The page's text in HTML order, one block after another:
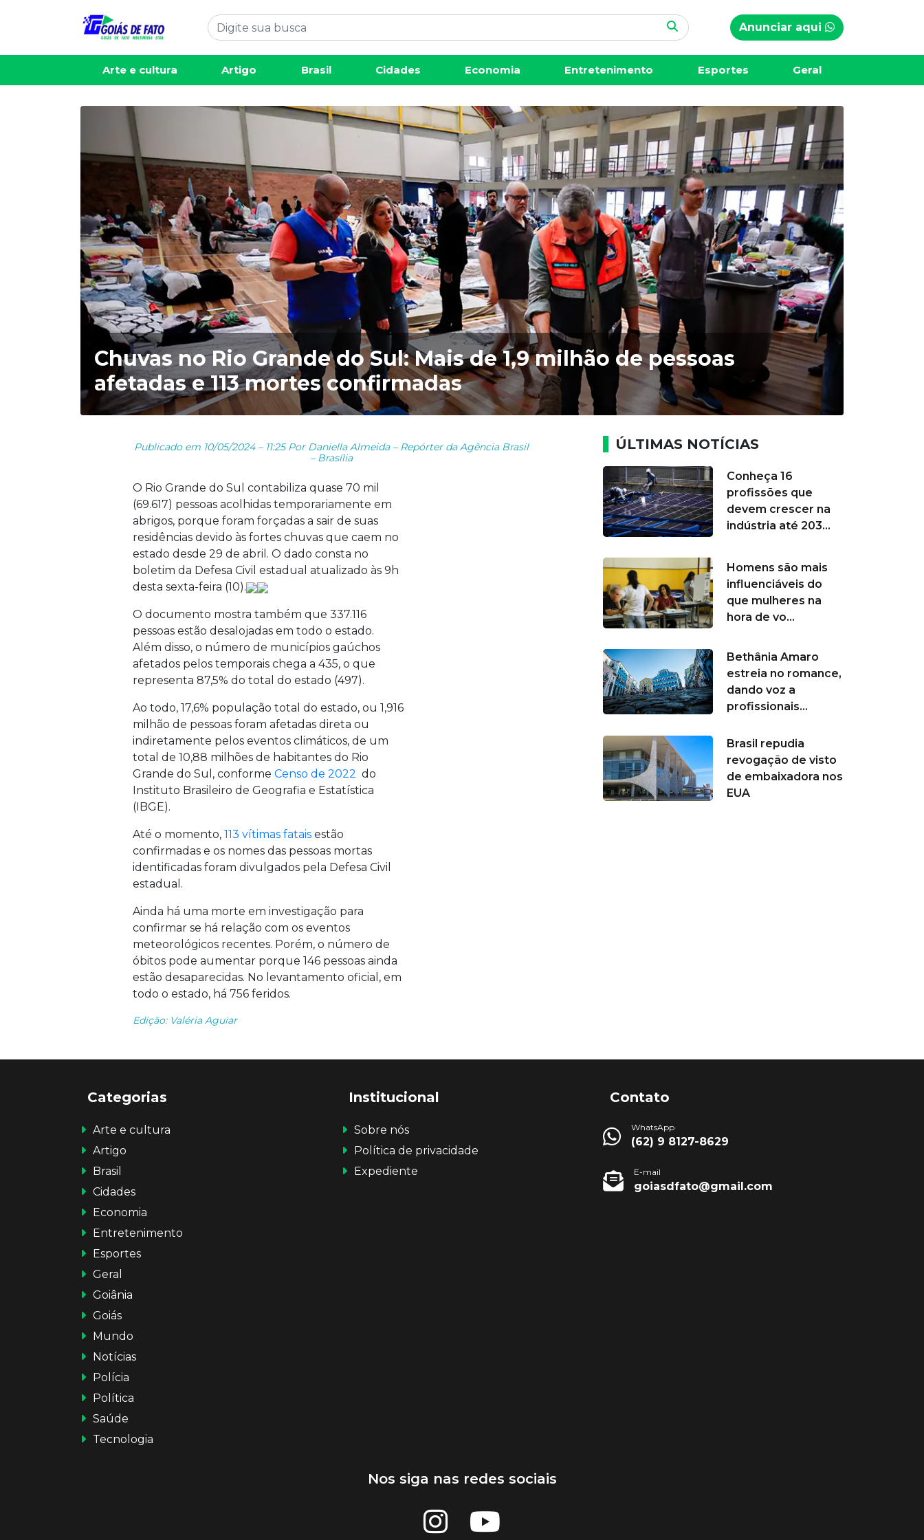
Anunciar aqui
Arte e cultura Artigo Brasil Cidades Economia Entretenimento Esportes Geral
Chuvas no Rio Grande do Sul: Mais de 1,9 milhão de pessoas
afetadas e 113 mortes confirmadas
Publicado em 10/05/2024 – 11:25 Por Daniella Almeida – Repórter da Agência Brasil
– Brasília
O Rio Grande do Sul contabiliza quase 70 mil
(69.617) pessoas acolhidas temporariamente em
abrigos, porque foram forçadas a sair de suas
residências devido às fortes chuvas que caem no
estado desde 29 de abril. O dado consta no
boletim da Defesa Civil estadual atualizado às 9h
desta sexta-feira (10).
O documento mostra também que 337.116
pessoas estão desalojadas em todo o estado.
Além disso, o número de municípios gaúchos
afetados pelos temporais chega a 435, o que
representa 87,5% do total do estado (497).
Ao todo, 17,6% população total do estado, ou 1,916
milhão de pessoas foram afetadas direta ou
indiretamente pelos eventos climáticos, de um
total de 10,88 milhões de habitantes do Rio
Grande do Sul, conforme Censo de 2022 do
Instituto Brasileiro de Geografia e Estatística
(IBGE).
Até o momento, 113 vítimas fataisestão
confirmadas e os nomes das pessoas mortas
identificadas foram divulgados pela Defesa Civil
estadual.
Ainda há uma morte em investigação para
confirmar se há relação com os eventos
meteorológicos recentes. Porém, o número de
óbitos pode aumentar porque 146 pessoas ainda
estão desaparecidas. No levantamento oficial, em
todo o estado, há 756 feridos.
Edição: Valéria Aguiar
ÚLTIMAS NOTÍCIAS
Conheça 16
profissões que
devem crescer na
indústria até 203...
Homens são mais
influenciáveis do
que mulheres na
hora de vo...
Bethânia Amaro
estreia no romance,
dando voz a
profissionais...
Brasil repudia
revogação de visto
de embaixadora nos
EUA
Categorias
Arte e cultura
Artigo
Brasil
Cidades
Economia
Entretenimento
Esportes
Geral
Goiânia
Goiás
Mundo
Notícias
Polícia
Política
Saúde
Tecnologia
Institucional
Sobre nós
Política de privacidade
Expediente
Contato
WhatsApp
(62) 9 8127-8629
E-mail
goiasdfato@gmail.com
Nos siga nas redes sociais